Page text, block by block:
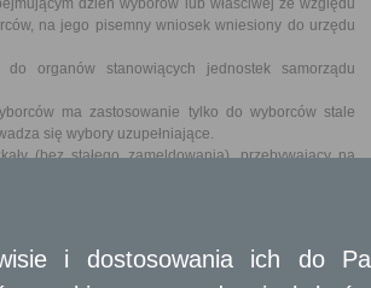
dzień wyborów lub właściwej ze względu
na jego pisemny wniosek wniesiony do urzędu
organów stanowiących jednostek samorządu
ma zastosowanie tylko do wyborców stale
się wybory uzupełniające.
(bez stałego zameldowania), przebywający na
zawiadomienia o dopisaniu do spisu
i dostosowania ich do